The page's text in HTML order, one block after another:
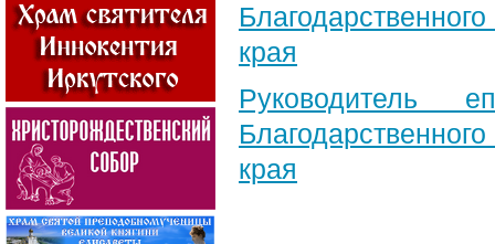
края
Руководитель
края